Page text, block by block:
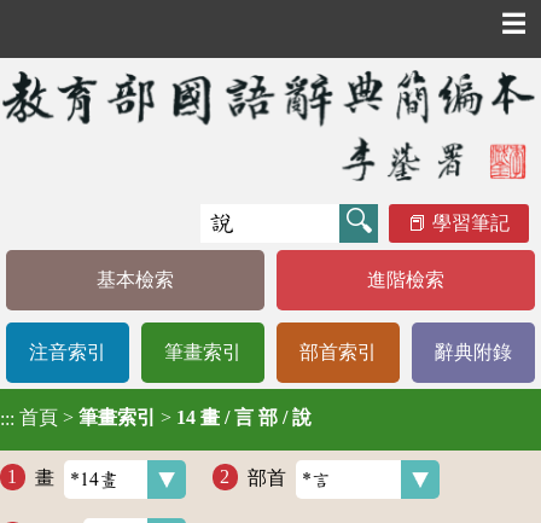
☰
學習筆記
基本檢索 進階檢索
注音索引 筆畫索引 部首索引 辭典附錄
::: 首頁 > 筆畫索引 > 14 畫 / 言 部 / 說
畫 部首